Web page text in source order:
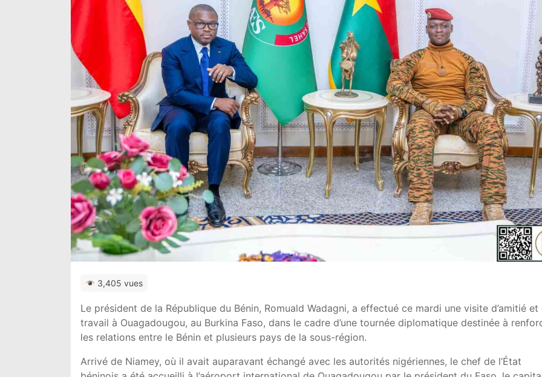
3,405 vues
Le président de la République du Bénin, Romuald Wadagni, a effectué ce mardi une visite d’amitié et
travail à Ouagadougou, au Burkina Faso, dans le cadre d’une tournée diplomatique destinée à
les relations entre le Bénin et plusieurs pays de la sous-région.
Arrivé de Niamey, où il avait auparavant échangé avec les autorités nigériennes, le chef de l’État